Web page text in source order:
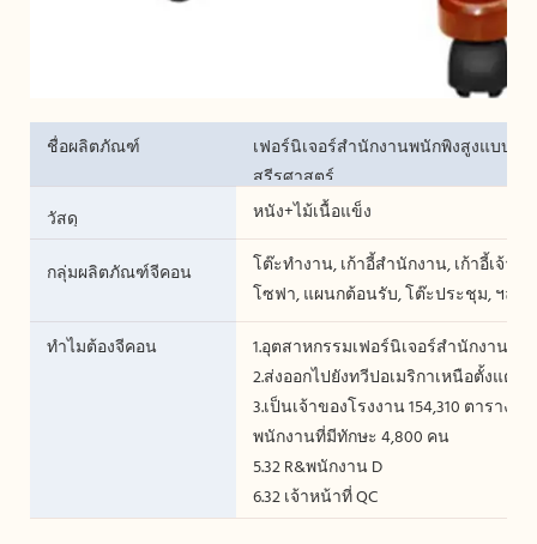
ชื่อผลิตภัณฑ์
เฟอร์นิเจอร์สำนักงานพนักพิงสูงแบบห
สรีรศาสตร์
วัสดุ
หนัง+ไม้เนื้อแข็ง
กลุ่มผลิตภัณฑ์จีคอน
โต๊ะทำงาน, เก้าอี้สำนักงาน, เก้าอี้เจ้าน
โซฟา, แผนกต้อนรับ, โต๊ะประชุม, ฯลฯ
ทำไมต้องจีคอน
1.อุตสาหกรรมเฟอร์นิเจอร์สำนักงานตั้
2.ส่งออกไปยังทวีปอเมริกาเหนือตั้งแต่
3.เป็นเจ้าของโรงงาน 154,310 ตารางเม
พนักงานที่มีทักษะ 4,800 คน
5.32 R&พนักงาน D
6.32 เจ้าหน้าที่ QC
7.เครื่อง Homag จากเยอรมนี